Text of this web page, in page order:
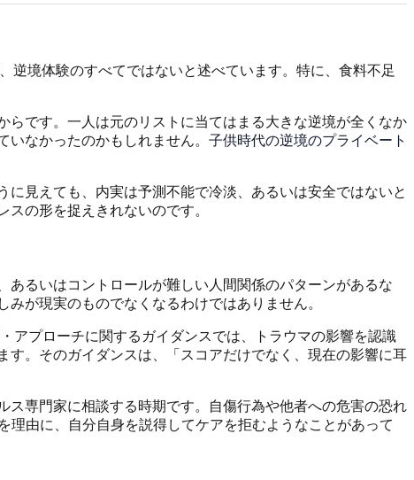
逆境体験のすべてではないと述べています。特に、食料不足
です。一人は元のリストに当てはまる大きな逆境が全くなか
なかったのかもしれません。 子供時代の逆境のプライベート
見えても、内実は予測不能で冷淡、あるいは安全ではないと
の形を捉えきれないのです。
るいはコントロールが難しい人間関係のパターンがあるな
が現実のものでなくなるわけではありません。
アプローチに関するガイダンスでは、トラウマの影響を認識
。そのガイダンスは、「スコアだけでなく、現在の影響に耳
専門家に相談する時期です。自傷行為や他者への危害の恐れ
由に、自分自身を説得してケアを拒むようなことがあって